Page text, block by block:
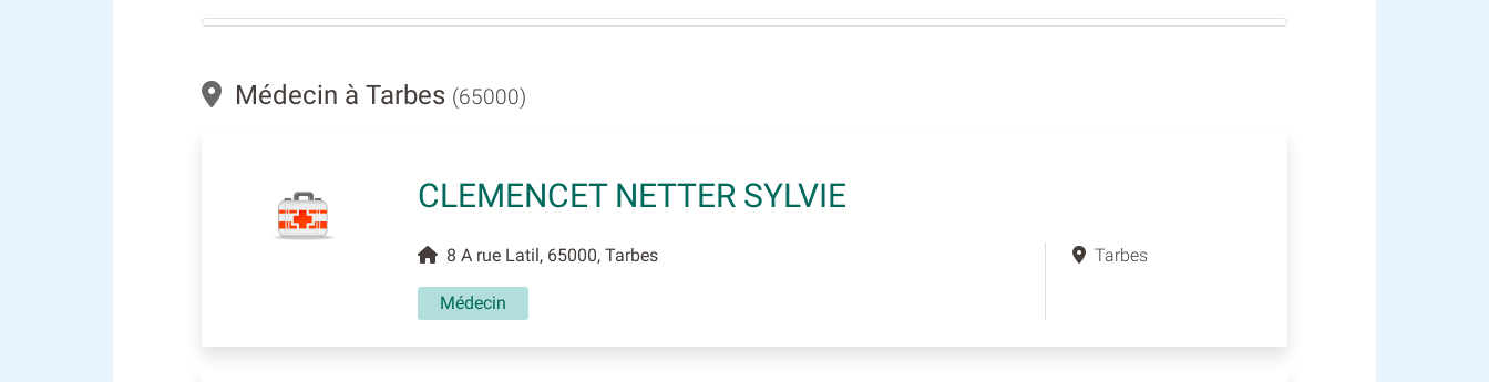
Médecin à Tarbes (65000)
CLEMENCET NETTER SYLVIE
8 A rue Latil, 65000, Tarbes
Médecin
Tarbes